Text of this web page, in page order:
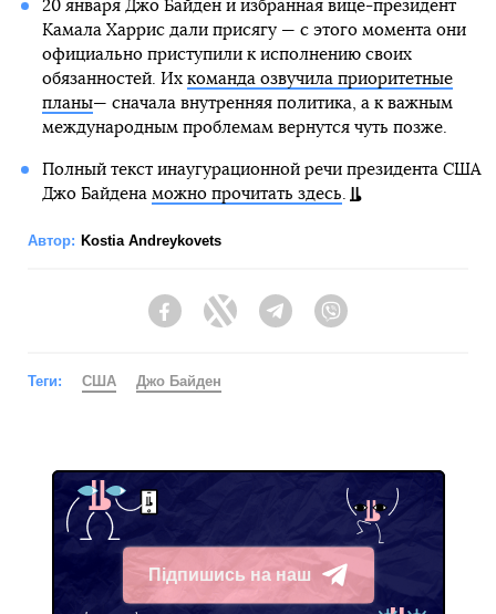
20 января Джо Байден и избранная вице-президент
Камала Харрис дали присягу — с этого момента они
официально приступили к исполнению своих
обязанностей. Их команда озвучила приоритетные
планы— сначала внутренняя политика, а к важным
международным проблемам вернутся чуть позже.
Полный текст инаугурационной речи президента США
Джо Байдена можно прочитать здесь.
Автор: Kostia Andreykovets
FacebookTwitter Telegram
Теги: США Джо Байден
Підпишись на наш
Telegram